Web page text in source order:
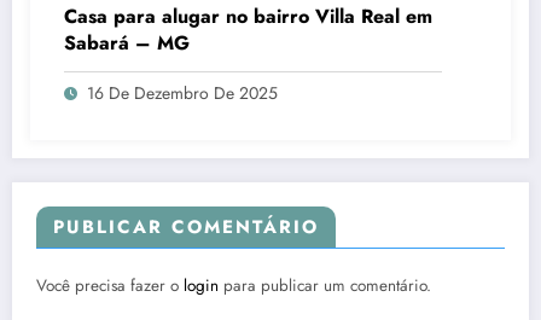
Casa para alugar no bairro Villa Real em
Sabará – MG
16 De Dezembro De 2025
PUBLICAR COMENTÁRIO
Você precisa fazer o login para publicar um comentário.